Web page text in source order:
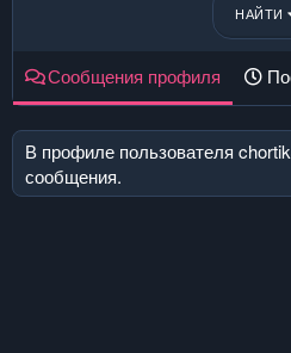
НАЙТИ
Сообщения профиля
В профиле пользователя
сообщения.